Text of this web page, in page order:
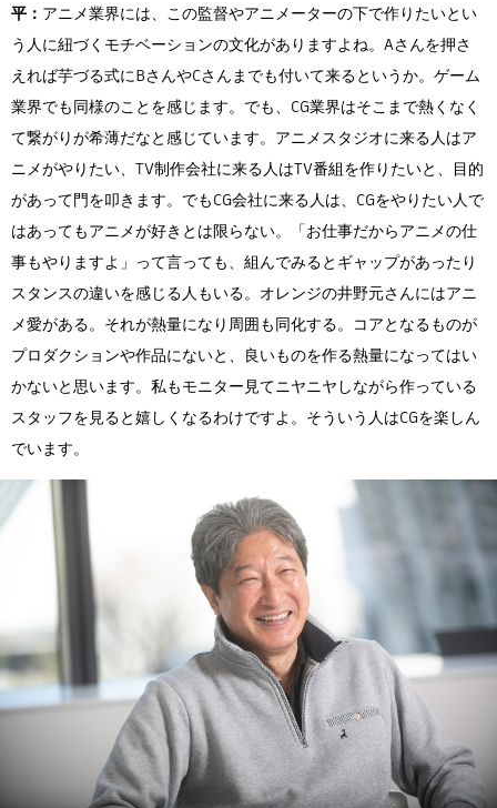
平： アニメ業界には、この監督やアニメーターの下で作りたいとい
う人に紐づくモチベーションの文化がありますよね。Aさんを押さ
えれば芋づる式にBさんやCさんまでも付いて来るというか。ゲーム
業界でも同様のことを感じます。でも、CG業界はそこまで熱くなく
て繋がりが希薄だなと感じています。アニメスタジオに来る人はア
ニメがやりたい、TV制作会社に来る人はTV番組を作りたいと、目的
があって門を叩きます。でもCG会社に来る人は、CGをやりたい人で
はあってもアニメが好きとは限らない。「お仕事だからアニメの仕
事もやりますよ」って言っても、組んでみるとギャップがあったり
スタンスの違いを感じる人もいる。オレンジの井野元さんにはアニ
メ愛がある。それが熱量になり周囲も同化する。コアとなるものが
プロダクションや作品にないと、良いものを作る熱量になってはい
かないと思います。私もモニター見てニヤニヤしながら作っている
スタッフを見ると嬉しくなるわけですよ。そういう人はCGを楽しん
でいます。